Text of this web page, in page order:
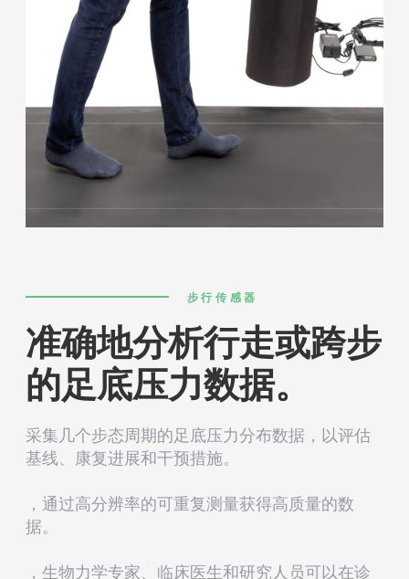
步行传感器
准确地分析行走或跨步
的足底压力数据。
采集几个步态周期的足底压力分布数据，以评估
基线、康复进展和干预措施。
，通过高分辨率的可重复测量获得高质量的数
据。
，生物力学专家、临床医生和研究人员可以在诊